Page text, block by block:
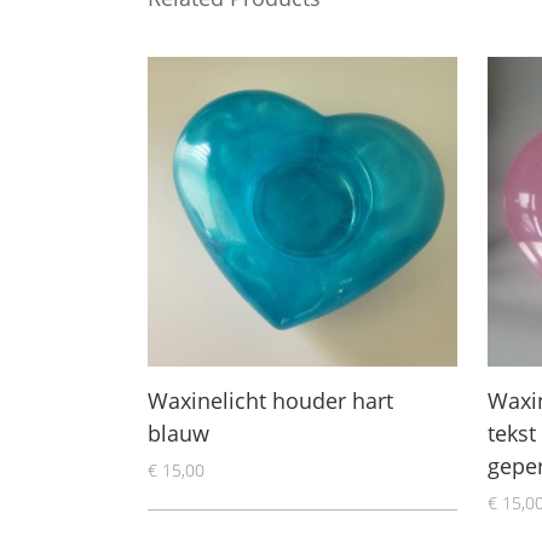
Waxinelicht houder hart
blauw
€ 15,00
tekst
€ 15,00